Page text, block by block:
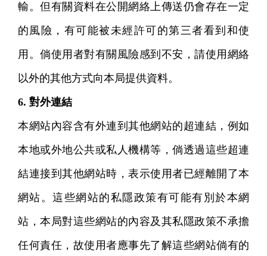
輸。但有關資料在公開網絡上傳送仍會存在一定
的風險，有可能被未經許可的第三者看到和使
用。倘使用者對有關風險感到不安，請使用網絡
以外的其他方式向本局提供資料。
6. 對外連結
本網站內容含有外連到其他網站的超連結，例如
本地或外地公共或私人機構等，倘透過這些超連
結連接到其他網站時，表示使用者已經離開了本
網站。這些網站的私隱政策有可能有別於本網
站，本局對這些網站的內容及其私隱政策不承擔
任何責任，故使用者應事先了解這些網站倘有的